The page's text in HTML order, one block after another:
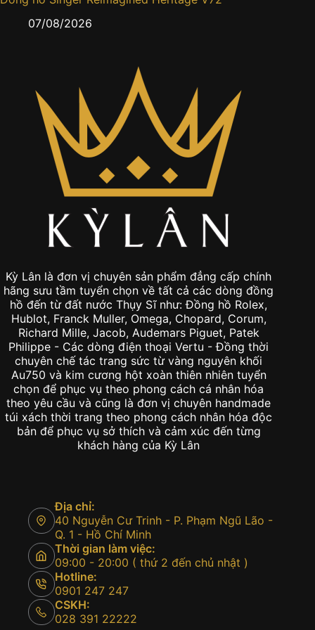
07/08/2026
Kỳ Lân là đơn vị chuyên sản phẩm đẳng cấp chính
hãng sưu tầm tuyển chọn về tất cả các dòng đồng
hồ đến từ đất nước Thụy Sĩ như: Đồng hồ Rolex,
Hublot, Franck Muller, Omega, Chopard, Corum,
Richard Mille, Jacob, Audemars Piguet, Patek
Philippe - Các dòng điện thoại Vertu - Đồng thời
chuyên chế tác trang sức từ vàng nguyên khối
Au750 và kim cương hột xoàn thiên nhiên tuyển
chọn để phục vụ theo phong cách cá nhân hóa
theo yêu cầu và cũng là đơn vị chuyên handmade
túi xách thời trang theo phong cách nhân hóa độc
bản để phục vụ sở thích và cảm xúc đến từng
khách hàng của Kỳ Lân
Địa chỉ:
40 Nguyễn Cư Trinh - P. Phạm Ngũ Lão -
Q. 1 - Hồ Chí Minh
Thời gian làm việc:
09:00 - 20:00 ( thứ 2 đến chủ nhật )
Hotline:
0901 247 247
CSKH:
028 391 22222